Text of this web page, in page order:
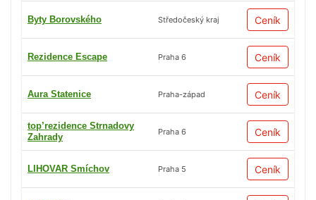
Byty Borovského Středočeský kraj Ceník
Rezidence Escape Praha 6 Ceník
Aura Statenice Praha-západ Ceník
top’rezidence Strnadovy
Zahrady
Praha 6 Ceník
LIHOVAR Smíchov Praha 5 Ceník